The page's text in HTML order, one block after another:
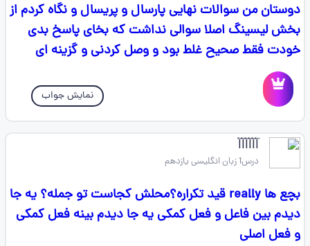
دوستان من سوالات نهایی پارسال و پریسال و نگاه کردم از
بخش لیسینگ اصلا سوالی نداشت که بخای پاسخ بدی
خودت فقط صحیح غلط بود و وصل کردنی و گزینه ای
نمایش جواب
l⃐l⃐l⃐l⃐l⃐l⃐
درس1 زبان انگلیسی یازدهم
بچع ها really قید تکراره؟محلش کجاست تو جمله؟ یه جا
دیدم بین فاعل و فعل کمکی یه جا دیدم بینه فعل کمکی
و فعل اصلی